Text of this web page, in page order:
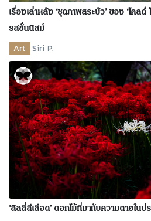
เรื่องเล่าหลัง ‘ชุดภาพสระบัว’ ของ ‘โคล
รสชั่นนิสม์
Art Siri P.
‘ลิลลี่สีเลือด’ ดอกไม้ที่มากับความตายใน